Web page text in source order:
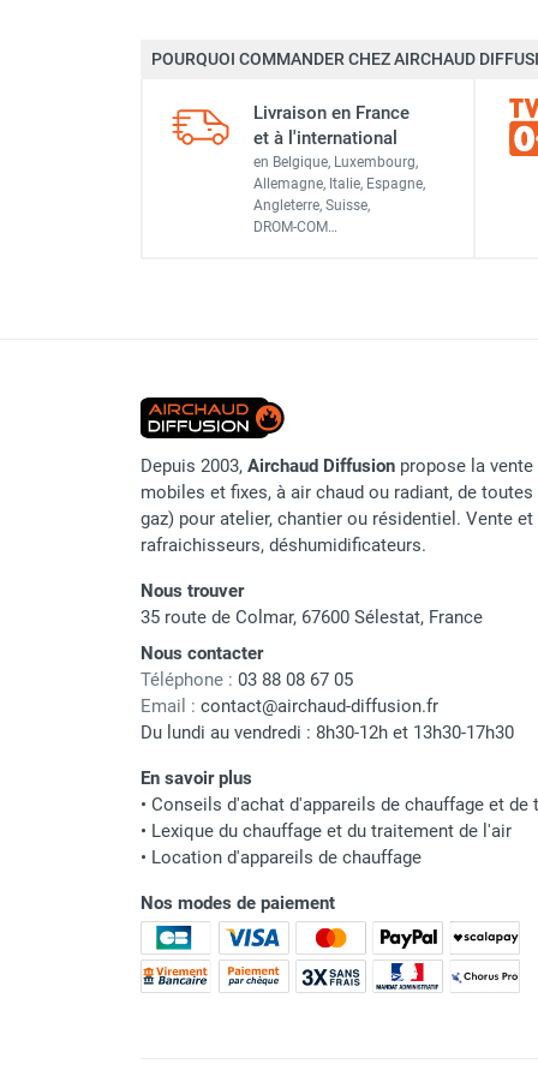
Chauffage mobile au bois
Chauffage pour serre et bâtiment
d'élevage
Chauffage FARM au gaz
Chauffage FARM au fioul
Chauffage mobile au gaz rayonnant
Rideau d'air chaud pour pompe à
chaleur
Rideau d'air ambiant
Rideau d'air froid
Rideau isolant thermique
infrarouge sur mât
Parasol chauffant à gaz
Parasol chauffant et radiant sur
mât électrique
Chauffe terrasse aux pellets
Chauffage infrarouge fixe mur et
plafond
Chauffage radiant électrique
Chauffage Infrarouge électrique fixe
Panneau rayonnant
suspendu
Réglette et cassette rayonnante
Chauffage tube radiant et radiant
lumineux au gaz
POURQUOI COMMANDER CHEZ AIRCHAUD
Livraison en France
et à l'international
en Belgique, Luxembourg,
Allemagne, Italie, Espagne,
Angleterre, Suisse,
DROM-COM…
Depuis 2003, Airchaud Diffusion propose la
mobiles et fixes, à air chaud ou radiant, de
gaz) pour atelier, chantier ou résidentiel. Vente
rafraichisseurs, déshumidificateurs.
Nous trouver
35 route de Colmar, 67600 Sélestat, France
Nous contacter
Téléphone : 03 88 08 67 05
Email : contact@airchaud-diffusion.fr
Du lundi au vendredi : 8h30-12h et 13h30-17h30
En savoir plus
• Conseils d'achat d'appareils de chauffage et de
• Lexique du chauffage et du traitement de l'air
• Location d'appareils de chauffage
Nos modes de paiement